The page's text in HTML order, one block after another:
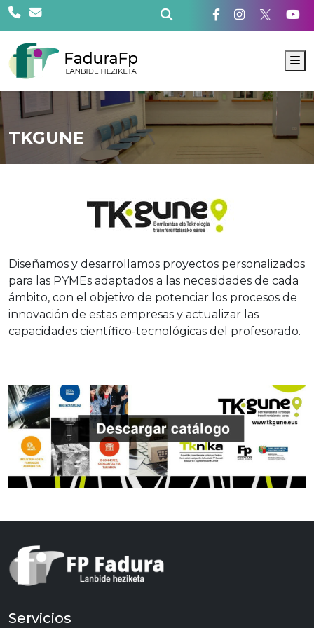
TKGUNE
Diseñamos y desarrollamos proyectos personalizados
para las PYMEs adaptados a las necesidades de cada
ámbito, con el objetivo de potenciar los procesos de
innovación de estas empresas y actualizar las
capacidades científico-tecnológicas del profesorado.
Servicios